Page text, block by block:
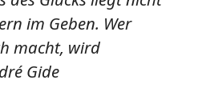
im Geben. Wer
macht, wird
Gide